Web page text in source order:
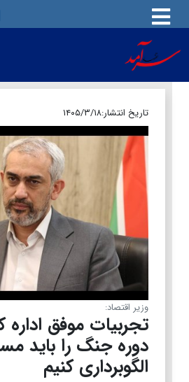
تاریخ انتشار:۱۴۰۵/۳/۱۸
وزیر اقتصاد:
تجربیات موفق اداره
دوره جنگ را باید
الگوبرداری کنیم